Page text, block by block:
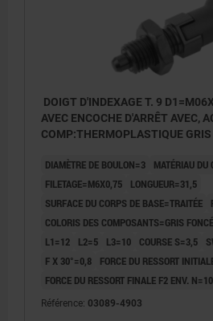
DOIGT D'INDEXAGE T. 9
AVEC ENCOCHE D'ARRÊT AVEC,
COMP:THERMOPLASTIQUE
DIAMÈTRE DE BOULON=3
MATÉRIAU DU
FILETAGE=M6X0,75
LONGUEUR=31,5
SURFACE DU CORPS DE BASE=TRAITÉE
COLORIS DES COMPOSANTS=GRIS
L1=12
L2=5 L3=10 COURSE S=3,5
F X 30°=0,8
FORCE DU RESSORT
FORCE DU RESSORT FINALE F2 ENV. N=10
Référence: 03089-4903